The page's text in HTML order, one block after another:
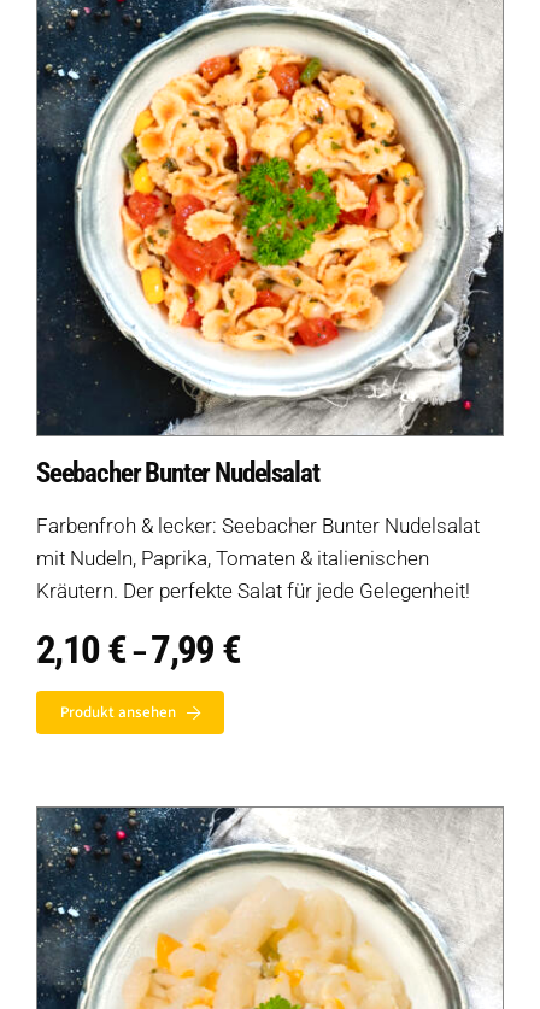
Seebacher Bunter Nudelsalat
Farbenfroh & lecker: Seebacher Bunter Nudelsalat
mit Nudeln, Paprika, Tomaten & italienischen
Kräutern. Der perfekte Salat für jede Gelegenheit!
2,10€ –7,99 €Preisspanne:
2,10 €
Produkt ansehen